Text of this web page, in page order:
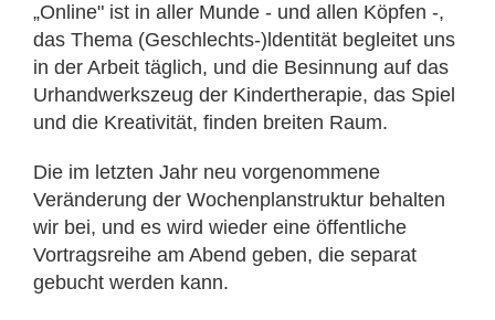
„Online" ist in aller Munde - und allen Köpfen -,
das Thema (Geschlechts-)ldentität begleitet uns
in der Arbeit täglich, und die Besinnung auf das
Urhandwerkszeug der Kindertherapie, das Spiel
und die Kreativität, finden breiten Raum.
Die im letzten Jahr neu vorgenommene
Veränderung der Wochenplanstruktur behalten
wir bei, und es wird wieder eine öffentliche
Vortragsreihe am Abend geben, die separat
gebucht werden kann.